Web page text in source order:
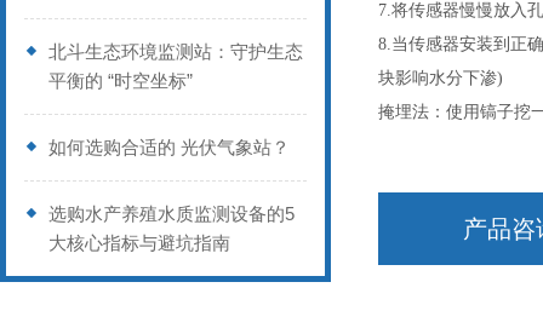
北斗生态环境监测站：守护生态
平衡的 “时空坐标”
如何选购合适的 光伏气象站？
选购水产养殖水质监测设备的5
大核心指标与避坑指南
7.将传感器慢慢放入
8.当传感器安装到正
块影响水分下渗)
掩埋法：使用镐子挖
产品咨